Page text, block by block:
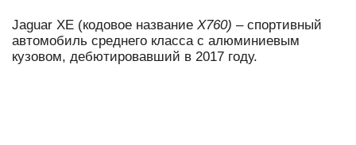
Jaguar XE (кодовое название X760) – спортивный
автомобиль среднего класса с алюминиевым
кузовом, дебютировавший в 2017 году.